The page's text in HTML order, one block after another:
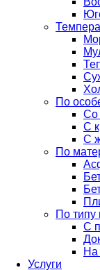
По
Со
С
С
По
По типу
С
На
Услуги